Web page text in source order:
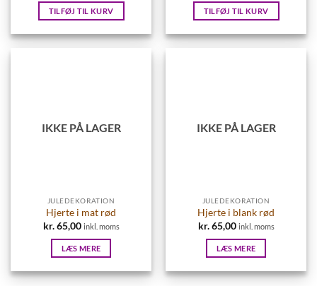
TILFØJ TIL KURV TILFØJ TIL KURV
IKKE PÅ LAGER
JULEDEKORATION
Hjerte i mat rød
kr.65,00 inkl. moms
LÆS MERE
IKKE PÅ LAGER
JULEDEKORATION
Hjerte i blank rød
kr.65,00 inkl. moms
LÆS MERE